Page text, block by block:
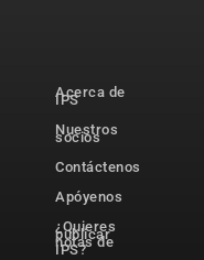
Acerca de
IPS
Nuestros
socios
Contáctenos
Apóyenos
¿Quieres
publicar
notas de
IPS?